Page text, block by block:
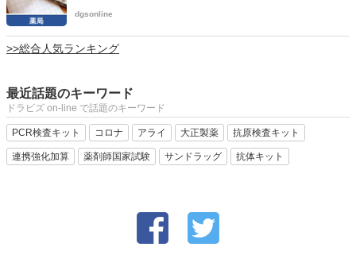
dgsonline
>>総合人気ランキング
最近話題のキーワード
ドラビズ on-line で話題のキーワード
PCR検査キット コロナ アライ 大正製薬 抗原検査キット
連携強化加算 薬剤師国家試験 サンドラッグ 抗体キット